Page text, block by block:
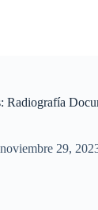
noviembre 29,